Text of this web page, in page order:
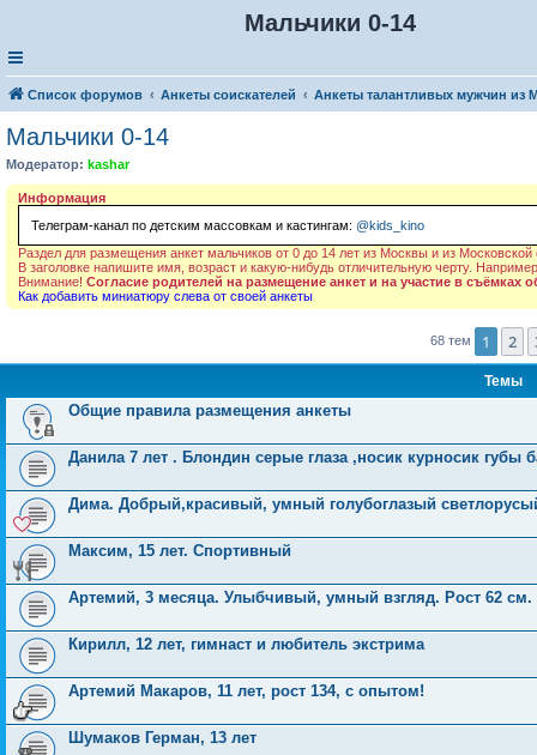
Мальчики 0-14
Список форумов Анкеты соискателей Анкеты талантливых мужчин из
Мальчики 0-14
Модератор: kashar
Информация
Телеграм-канал по детским массовкам и кастингам: @kids_kino
Раздел для размещения анкет мальчиков от 0 до 14 лет из Москвы и из Московской
В заголовке напишите имя, возраст и какую-нибудь отличительную черту.
Внимание! Согласие родителей на размещение анкет и на участие в съёмках
Как добавить миниатюру слева от своей анкеты
68 тем 1 2
Темы
Общие правила размещения анкеты
Данила 7 лет . Блондин серые глаза ,носик курносик
Дима. Добрый,красивый, умный голубоглазый
Максим, 15 лет. Спортивный
Артемий, 3 месяца. Улыбчивый, умный взгляд. Рост 62 см.
Кирилл, 12 лет, гимнаст и любитель экстрима
Артемий Макаров, 11 лет, рост 134, с опытом!
Шумаков Герман, 13 лет